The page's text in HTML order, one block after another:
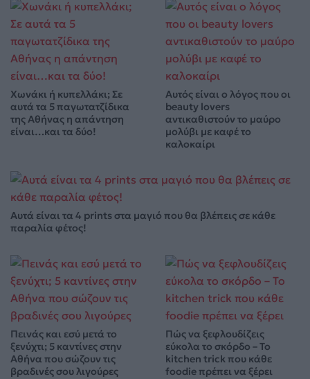
Χωνάκι ή κυπελλάκι; Σε
αυτά τα 5 παγωτατζίδικα
της Αθήνας η απάντηση
είναι…και τα δύο!
Αυτός είναι ο λόγος που οι
beauty lovers
αντικαθιστούν το μαύρο
μολύβι με καφέ το
καλοκαίρι
Αυτά είναι τα 4 prints στα μαγιό που θα βλέπεις σε κάθε
παραλία φέτος!
Πεινάς και εσύ μετά το
ξενύχτι; 5 καντίνες στην
Αθήνα που σώζουν τις
βραδινές σου λιγούρες
Πώς να ξεφλουδίζεις
εύκολα το σκόρδο – Το
kitchen trick που κάθε
foodie πρέπει να ξέρει